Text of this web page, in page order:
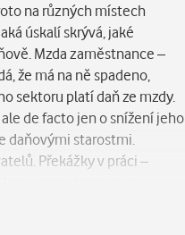
na různých místech
úskalí skrývá, jaké
Mzda zaměstnance –
že má na ně spadeno,
sektoru platí daň ze mzdy.
de facto jen o snížení jeho
daňovými starostmi.
Překážky v práci –
a ve stanovenou
kdy vznikla překážka v práci.